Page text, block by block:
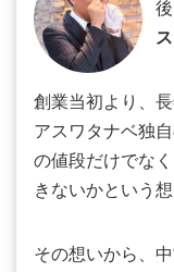
創業当初より、
アスワタナベ独
の値段だけでなく
きないかという
その想いから、